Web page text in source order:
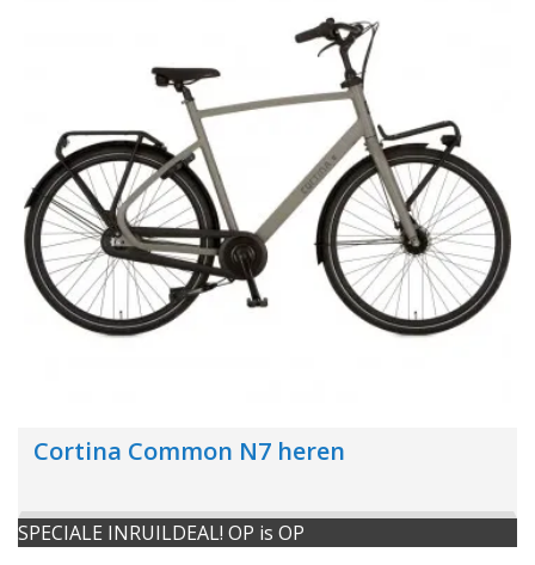
Cortina Common N7 heren
SPECIALE INRUILDEAL! OP is OP